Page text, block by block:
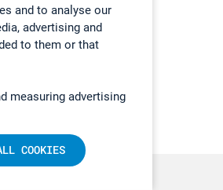
and to analyse our
advertising and
to them or that
measuring advertising
COOKIES